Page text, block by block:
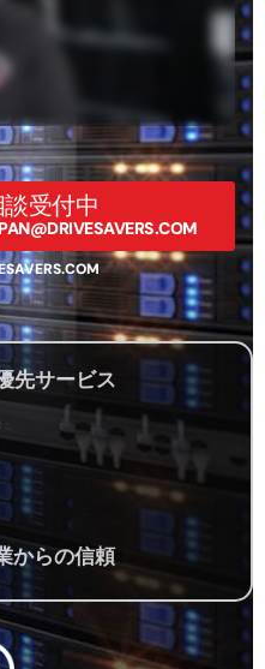
受付中
先サービス
からの信頼